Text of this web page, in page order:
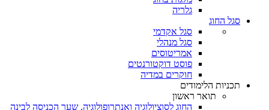
גלריה
סגל החוג
סגל אקדמי
סגל מנהלי
אמריטוסים
פוסט דוקטורנטים
חוקרים במדיה
תכניות הלימודים
תואר ראשון
החוג לסוציולוגיה ואנתרופולוגיה, שער הכניסה לבינה